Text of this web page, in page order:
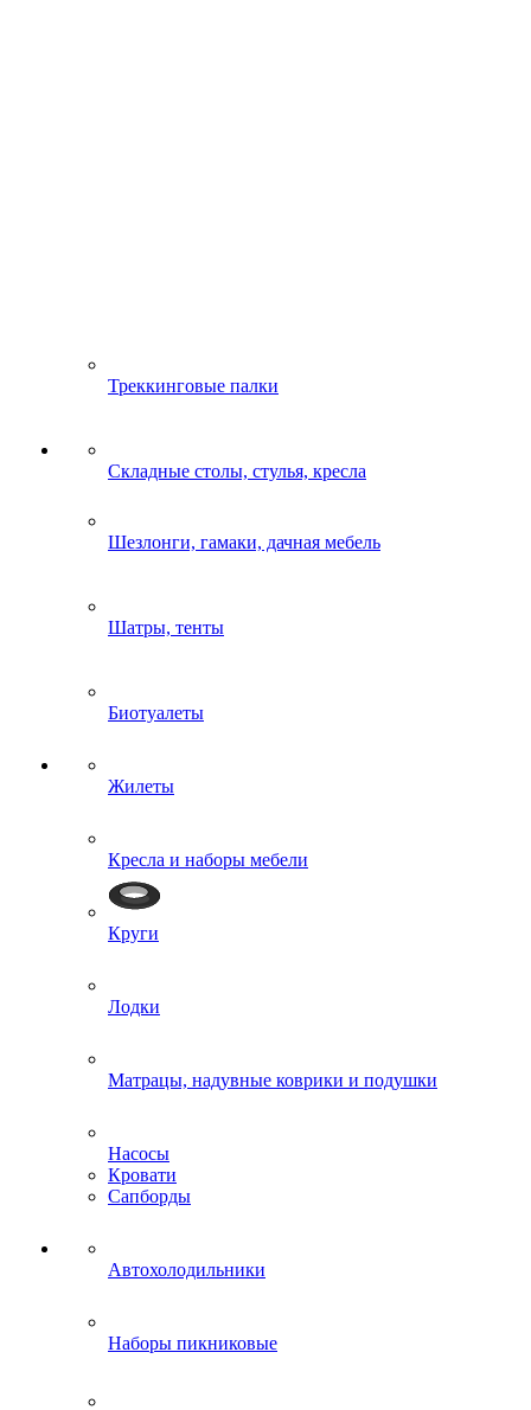
Треккинговые палки
Складные столы, стулья, кресла
Шезлонги, гамаки, дачная мебель
Шатры, тенты
Биотуалеты
Жилеты
Кресла и наборы мебели
Круги
Лодки
Матрацы, надувные коврики и подушки
Насосы
Кровати
Сапборды
Автохолодильники
Наборы пикниковые